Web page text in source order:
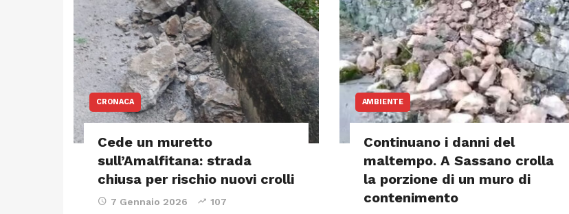
CRONACA
Cede un muretto
sull’Amalfitana: strada
chiusa per rischio nuovi crolli
7 Gennaio 2026 107
AMBIENTE
Continuano i danni del
maltempo. A Sassano crolla
la porzione di un muro di
contenimento